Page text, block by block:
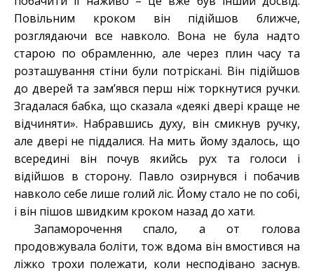
Повільним кроком він підійшов ближче,
розглядаючи все навколо. Вона не була надто
старою по обрамленню, але через плин часу та
розташування стіни були потріскані. Він підійшов
до дверей та зам’явся перш ніж торкнутися ручки.
Згадалася бабка, що сказала «деякі двері краще не
відчиняти». Набравшись духу, він смикнув ручку,
але двері не піддалися. На мить йому здалось, що
всередині він почув якийсь рух та голоси і
відійшов в сторону. Павло озирнувся і побачив
навколо себе лише голий ліс. Йому стало не по собі,
і він пішов швидким кроком назад до хати.
Запаморочення спало, а от голова
продовжувала боліти, тож вдома він вмостився на
ліжко трохи полежати, коли несподівано заснув.